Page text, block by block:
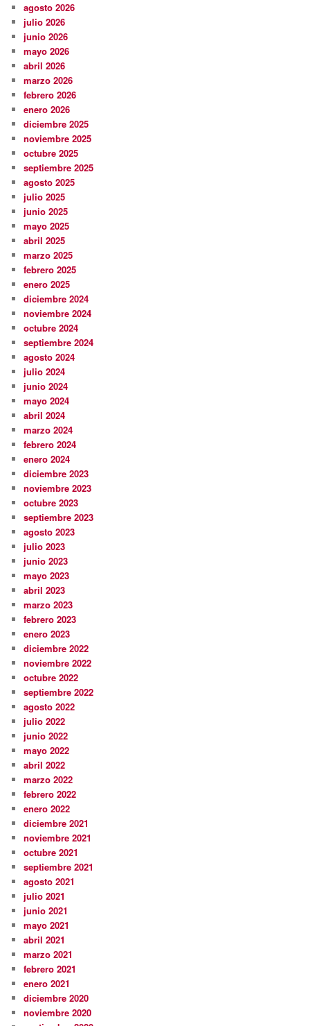
agosto 2026
julio 2026
junio 2026
mayo 2026
abril 2026
marzo 2026
febrero 2026
enero 2026
diciembre 2025
noviembre 2025
octubre 2025
septiembre 2025
agosto 2025
julio 2025
junio 2025
mayo 2025
abril 2025
marzo 2025
febrero 2025
enero 2025
diciembre 2024
noviembre 2024
octubre 2024
septiembre 2024
agosto 2024
julio 2024
junio 2024
mayo 2024
abril 2024
marzo 2024
febrero 2024
enero 2024
diciembre 2023
noviembre 2023
octubre 2023
septiembre 2023
agosto 2023
julio 2023
junio 2023
mayo 2023
abril 2023
marzo 2023
febrero 2023
enero 2023
diciembre 2022
noviembre 2022
octubre 2022
septiembre 2022
agosto 2022
julio 2022
junio 2022
mayo 2022
abril 2022
marzo 2022
febrero 2022
enero 2022
diciembre 2021
noviembre 2021
octubre 2021
septiembre 2021
agosto 2021
julio 2021
junio 2021
mayo 2021
abril 2021
marzo 2021
febrero 2021
enero 2021
diciembre 2020
noviembre 2020